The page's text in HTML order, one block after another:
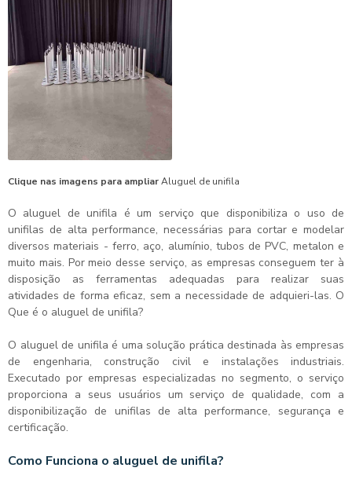
Clique nas imagens para ampliarAluguel de unifila
O aluguel de unifila é um serviço que disponibiliza o uso de
unifilas de alta performance, necessárias para cortar e modelar
diversos materiais - ferro, aço, alumínio, tubos de PVC, metalon e
muito mais. Por meio desse serviço, as empresas conseguem ter à
disposição as ferramentas adequadas para realizar suas
atividades de forma eficaz, sem a necessidade de adquieri-las. O
Que é o aluguel de unifila?
O aluguel de unifila é uma solução prática destinada às empresas
de engenharia, construção civil e instalações industriais.
Executado por empresas especializadas no segmento, o serviço
proporciona a seus usuários um serviço de qualidade, com a
disponibilização de unifilas de alta performance, segurança e
certificação.
Como Funciona o aluguel de unifila?